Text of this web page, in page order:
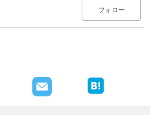
カート
1/31・2/7合併号
フォロー